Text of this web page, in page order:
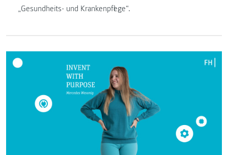
„Gesundheits- und Krankenpflege“.